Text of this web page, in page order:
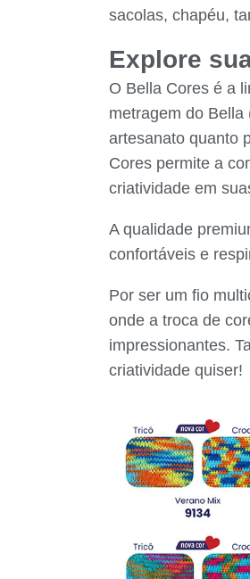
sacolas, chapéu,
Explore
O Bella Cores é a
metragem do
artesanato quanto
Cores permite a
criatividade em
A qualidade
confortáveis e
Por ser um fio
onde a troca de
impressionantes.
criatividade quiser!